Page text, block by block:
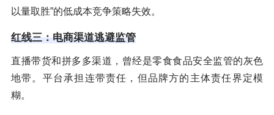
以量取胜”的低成本竞争策略失效。
红线三：电商渠道逃避监管
直播带货和拼多多渠道，曾经是零食食品安全监管的灰色
地带。平台承担连带责任，但品牌方的主体责任界定模
糊。